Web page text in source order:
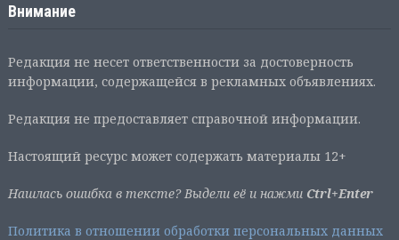
Внимание
Редакция не несет ответственности за достоверность
информации, содержащейся в рекламных объявлениях.
Редакция не предоставляет справочной информации.
Настоящий ресурс может содержать материалы 12+
Нашлась ошибка в тексте? Выдели её и нажми Ctrl+Enter
Политика в отношении обработки персональных данных